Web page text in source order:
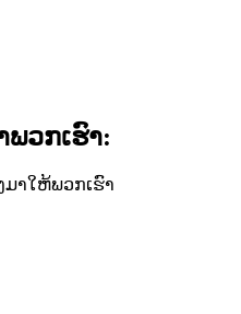
ວກເຮົາ:
າໃຫ້ພວກເຮົາ